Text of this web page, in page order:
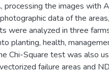
processing the images with
data of the
were analyzed in three
planting, health,
Chi-Square test was also
failure areas and